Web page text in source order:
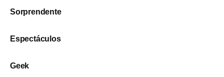
Sorprendente
Espectáculos
Geek